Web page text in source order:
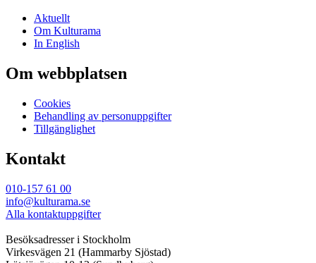
Aktuellt
Om Kulturama
In English
Om webbplatsen
Cookies
Behandling av personuppgifter
Tillgänglighet
Kontakt
010-157 61 00
info@kulturama.se
Alla kontaktuppgifter
Besöksadresser i Stockholm
Virkesvägen 21 (Hammarby Sjöstad)